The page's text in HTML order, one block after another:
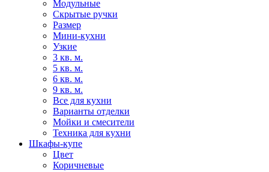
Модульные
Скрытые ручки
Размер
Мини-кухни
Узкие
3 кв. м.
5 кв. м.
6 кв. м.
9 кв. м.
Все для кухни
Варианты отделки
Мойки и смесители
Техника для кухни
Шкафы-купе
Цвет
Коричневые